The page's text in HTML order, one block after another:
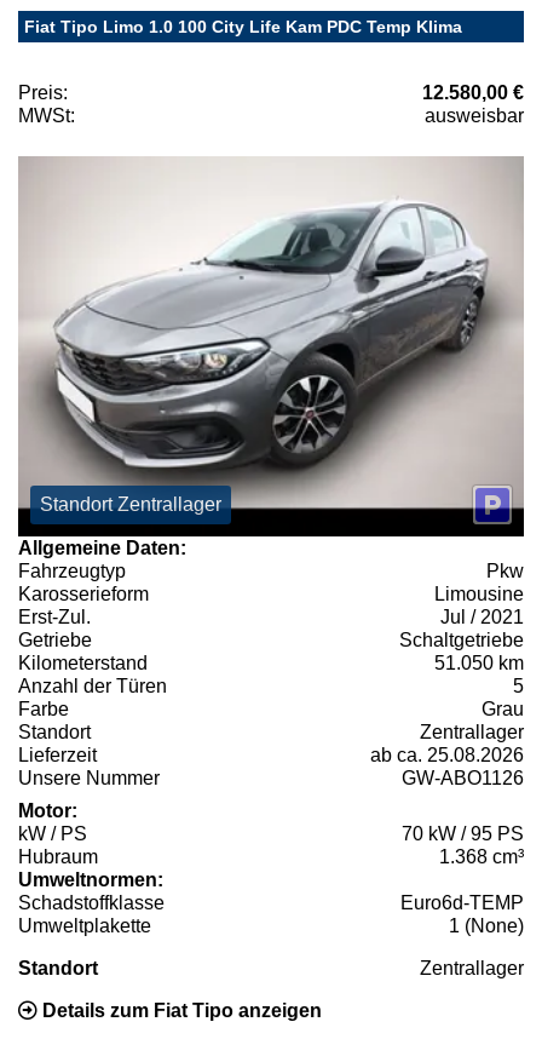
Fiat Tipo Limo 1.0 100 City Life Kam PDC Temp Klima
Preis:
12.580,00 €
MWSt:
ausweisbar
Standort Zentrallager
Allgemeine Daten:
Fahrzeugtyp
Pkw
Karosserieform
Limousine
Erst-Zul.
Jul / 2021
Getriebe
Schaltgetriebe
Kilometerstand
51.050 km
Anzahl der Türen
5
Farbe
Grau
Standort
Zentrallager
Lieferzeit
ab ca. 25.08.2026
Unsere Nummer
GW-ABO1126
Motor:
kW / PS
70 kW / 95 PS
Hubraum
1.368 cm³
Umweltnormen:
Schadstoffklasse
Euro6d-TEMP
Umweltplakette
1 (None)
Standort Zentrallager
Details zum Fiat Tipo anzeigen